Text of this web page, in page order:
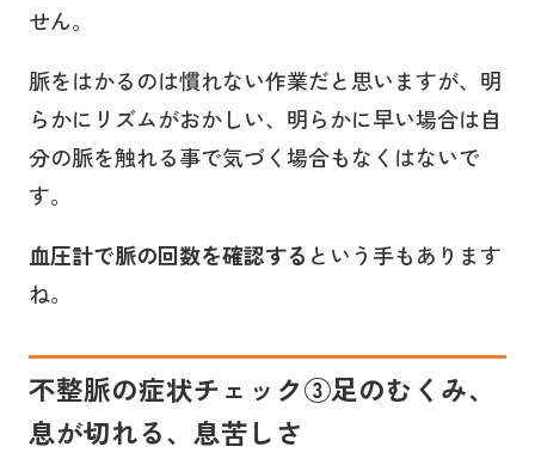
せん。
脈をはかるのは慣れない作業だと思いますが、明
らかにリズムがおかしい、明らかに早い場合は自
分の脈を触れる事で気づく場合もなくはないで
す。
血圧計で脈の回数を確認する という手もあります
ね。
不整脈の症状チェック③足のむくみ、
息が切れる、息苦しさ